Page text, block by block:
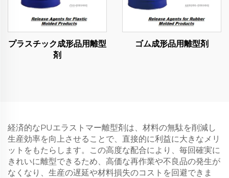
プラスチック成形品用離型
剤
ゴム成形品用離型剤
経済的なPUエラストマー離型剤は、材料の無駄を削減し
生産効率を向上させることで、直接的に利益に大きなメリ
ットをもたらします。この高度な配合により、毎回確実に
きれいに離型できるため、高価な再作業や不良品の発生が
なくなり、生産の遅延や材料損失のコストを回避できま